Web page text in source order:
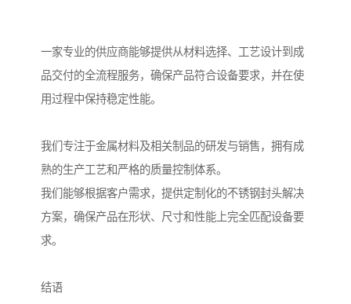
一家专业的供应商能够提供从材料选择、工艺设计到成
品交付的全流程服务，确保产品符合设备要求，并在使
用过程中保持稳定性能。
我们专注于金属材料及相关制品的研发与销售，拥有成
熟的生产工艺和严格的质量控制体系。
我们能够根据客户需求，提供定制化的不锈钢封头解决
方案，确保产品在形状、尺寸和性能上完全匹配设备要
求。
结语